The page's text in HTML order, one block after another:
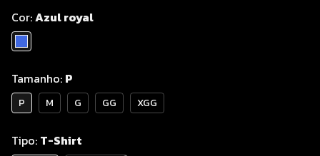
Cor:Azul royal
Tamanho: P
P M G GG XGG
Tipo: T-Shirt